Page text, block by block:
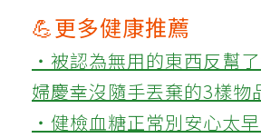
💪更多健康推薦
‧被認為無用的東西反幫
婦慶幸沒隨手丟棄的3樣物
‧健檢血糖正常別安心太